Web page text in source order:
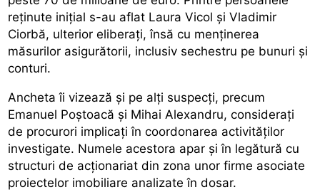
reținute inițial s-au aflat Laura Vicol și Vladimir
Ciorbă, ulterior eliberați, însă cu menținerea
măsurilor asigurătorii, inclusiv sechestru pe bunuri și
conturi.
Ancheta îi vizează și pe alți suspecți, precum
Emanuel Poștoacă și Mihai Alexandru, considerați
de procurori implicați în coordonarea activităților
investigate. Numele acestora apar și în legătură cu
structuri de acționariat din zona unor firme asociate
proiectelor imobiliare analizate în dosar.